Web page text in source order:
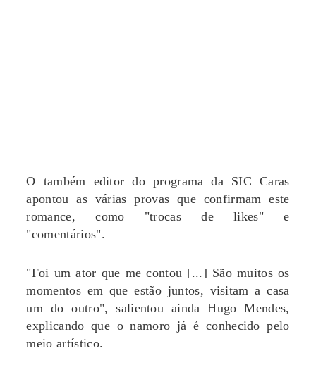
O também editor do programa da SIC Caras
apontou as várias provas que confirmam este
romance, como "trocas de likes" e
"comentários".
"Foi um ator que me contou [...] São muitos os
momentos em que estão juntos, visitam a casa
um do outro", salientou ainda Hugo Mendes,
explicando que o namoro já é conhecido pelo
meio artístico.